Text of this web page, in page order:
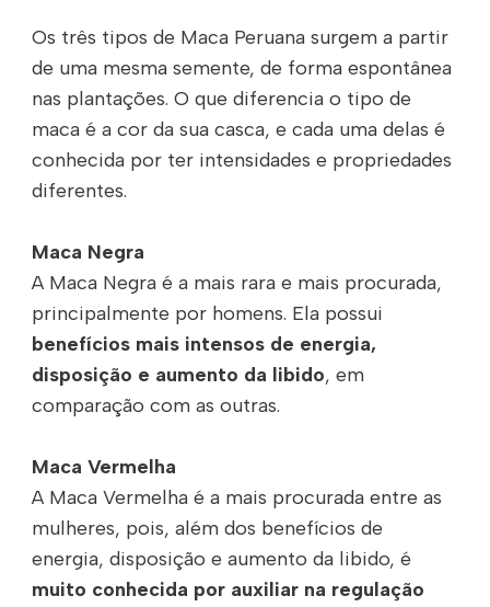
Os três tipos de Maca Peruana surgem a partir
de uma mesma semente, de forma espontânea
nas plantações. O que diferencia o tipo de
maca é a cor da sua casca, e cada uma delas é
conhecida por ter intensidades e propriedades
diferentes.
Maca Negra
A Maca Negra é a mais rara e mais procurada,
principalmente por homens. Ela possui
benefícios mais intensos de energia,
disposição e aumento da libido, em
comparação com as outras.
Maca Vermelha
A Maca Vermelha é a mais procurada entre as
mulheres, pois, além dos benefícios de
energia, disposição e aumento da libido, é
muito conhecida por auxiliar na regulação